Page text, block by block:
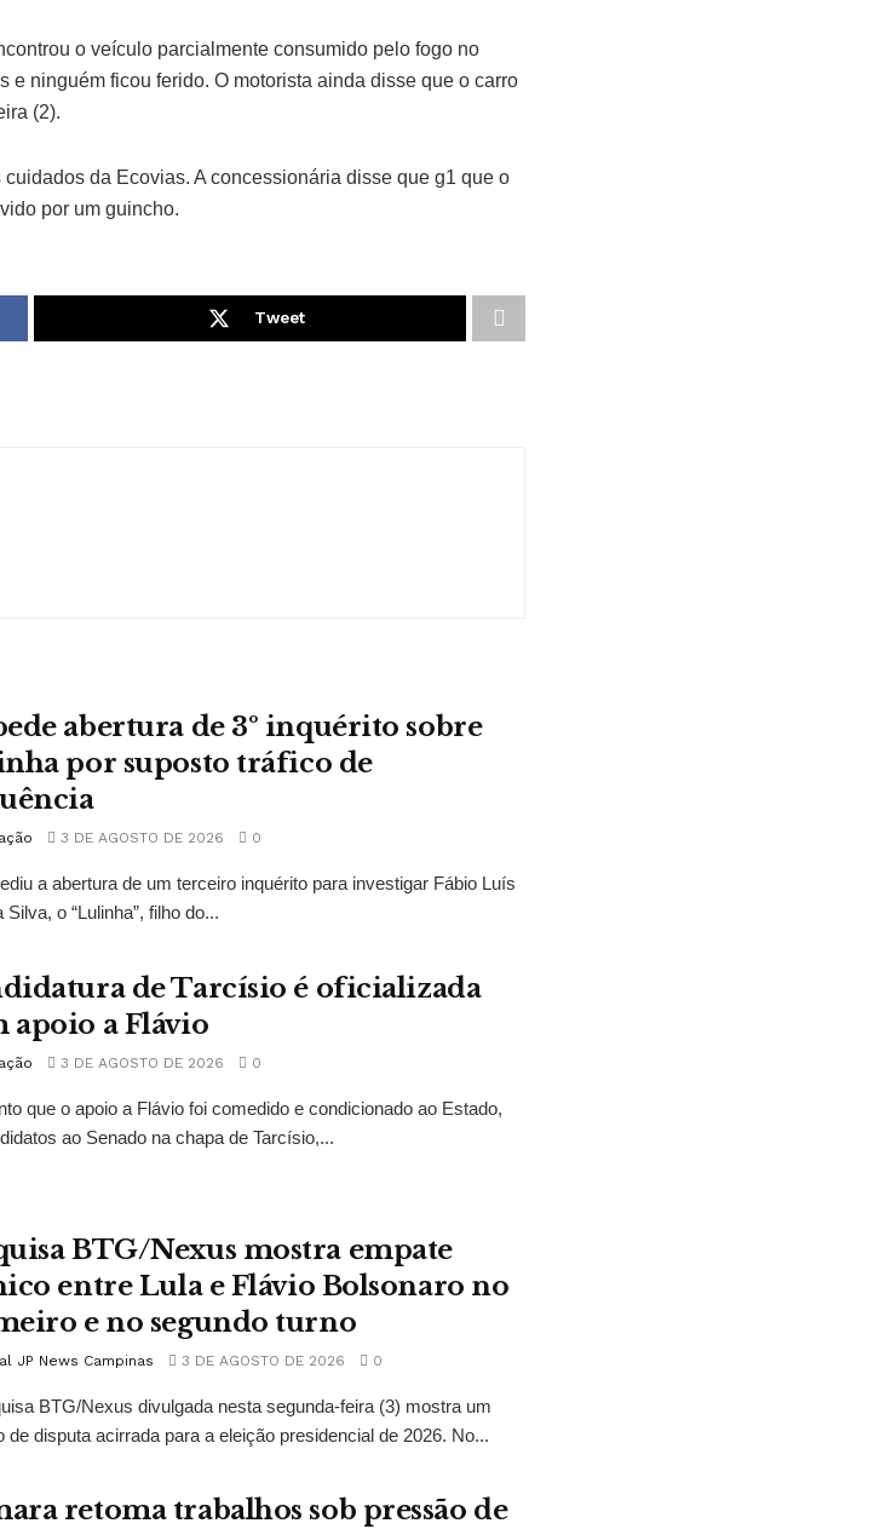
o veículo parcialmente consumido pelo fogo no
e ninguém ficou ferido. O motorista ainda disse que o carro
(2).
da Ecovias. A concessionária disse que g1 que o
por um guincho.
Tweet
abertura de 3º inquérito sobre
por suposto tráfico de
3 DE AGOSTO DE 2026 0
a abertura de um terceiro inquérito para investigar Fábio Luís
Silva, o “Lulinha”, filho do...
de Tarcísio é oficializada
apoio a Flávio
3 DE AGOSTO DE 2026 0
que o apoio a Flávio foi comedido e condicionado ao Estado,
ao Senado na chapa de Tarcísio,...
BTG/Nexus mostra empate
entre Lula e Flávio Bolsonaro no
e no segundo turno
JP News Campinas 3 DE AGOSTO DE 2026 0
BTG/Nexus divulgada nesta segunda-feira (3) mostra um
de disputa acirrada para a eleição presidencial de 2026. No...
retoma trabalhos sob pressão de